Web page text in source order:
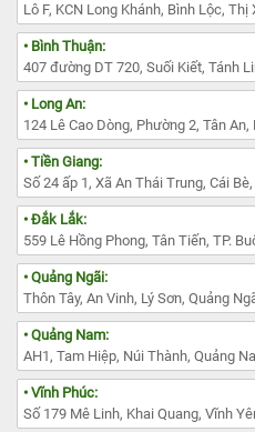
Lô F, KCN Long Khánh, Bình Lộc,
• Bình Thuận:
407 đường DT 720, Suối Kiết, Tánh
• Long An:
124 Lê Cao Dòng, Phường 2, Tân An,
• Tiền Giang:
Số 24 ấp 1, Xã An Thái Trung, Cái
• Đắk Lắk:
559 Lê Hồng Phong, Tân Tiến, TP.
• Quảng Ngãi:
Thôn Tây, An Vinh, Lý Sơn, Quảng
• Quảng Nam:
AH1, Tam Hiệp, Núi Thành, Quảng
• Vĩnh Phúc:
Số 179 Mê Linh, Khai Quang, Vĩnh